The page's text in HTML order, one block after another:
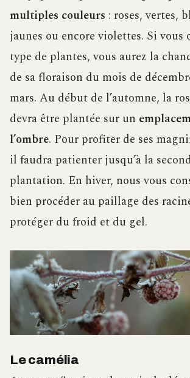
multiples couleurs : roses, vertes,
jaunes ou encore violettes. Si vous
type de plantes, vous aurez la
de sa floraison du mois de
mars. Au début de l’automne, la
devra être plantée sur un
l’ombre. Pour profiter de ses
il faudra patienter jusqu’à la
plantation. En hiver, nous vous
bien procéder au paillage des
protéger du froid et du gel.
Le camélia